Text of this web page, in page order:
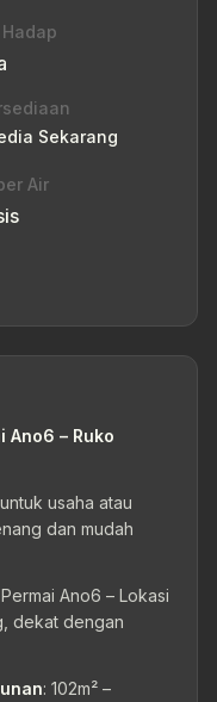
Sekarang
Air
Ano6 – Ruko
usaha atau
dan mudah
Ano6 – Lokasi
dekat dengan
: 102m² –